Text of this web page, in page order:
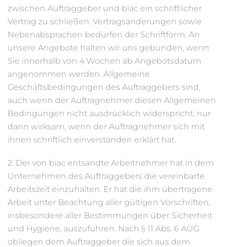
zwischen Auftraggeber und biac ein schriftlicher
Vertrag zu schließen. Vertragsänderungen sowie
Nebenabsprachen bedürfen der Schriftform. An
unsere Angebote halten wir uns gebunden, wenn
Sie innerhalb von 4 Wochen ab Angebotsdatum
angenommen werden. Allgemeine
Geschäftsbedingungen des Auftraggebers sind,
auch wenn der Auftragnehmer diesen Allgemeinen
Bedingungen nicht ausdrücklich widerspricht, nur
dann wirksam, wenn der Auftragnehmer sich mit
ihnen schriftlich einverstanden erklärt hat.
2. Der von biac entsandte Arbeitnehmer hat in dem
Unternehmen des Auftraggebers die vereinbarte
Arbeitszeit einzuhalten. Er hat die ihm übertragene
Arbeit unter Beachtung aller gültigen Vorschriften,
insbesondere aller Bestimmungen über Sicherheit
und Hygiene, auszuführen. Nach § 11 Abs. 6 AÜG
obliegen dem Auftraggeber die sich aus dem